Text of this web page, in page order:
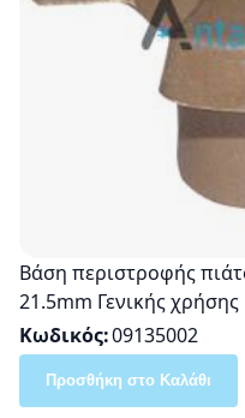
Βάση περιστροφής
21.5mm Γενικής χρήσης
Κωδικός 09135002
Προσθήκη στο Καλάθι